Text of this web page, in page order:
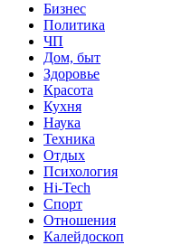
Бизнес
Политика
ЧП
Дом, быт
Здоровье
Красота
Кухня
Наука
Техника
Отдых
Психология
Hi-Tech
Спорт
Отношения
Калейдоскоп